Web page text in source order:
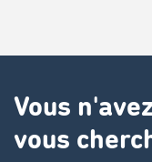
Vous
vous